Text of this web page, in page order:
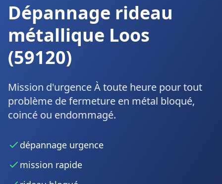
Dépannage rideau
métallique Loos
(59120)
Mission d'urgence À toute heure pour tout
problème de fermeture en métal bloqué,
coincé ou endommagé.
dépannage urgence
mission rapide